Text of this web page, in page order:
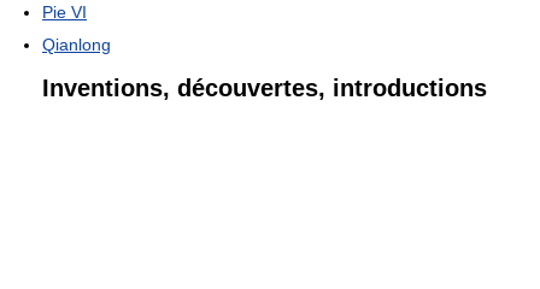
Pie VI
Qianlong
Inventions, découvertes, introductions